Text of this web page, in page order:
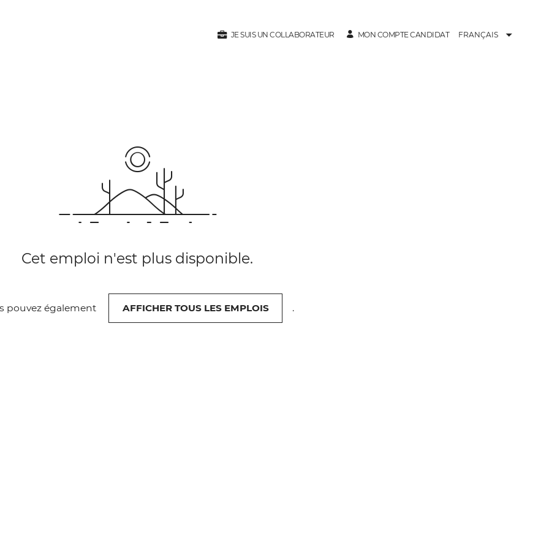
JE SUIS UN COLLABORATEUR MON COMPTE CANDIDAT FRANÇAIS
Cet emploi n'est plus disponible.
pouvez également AFFICHER TOUS LES EMPLOIS .